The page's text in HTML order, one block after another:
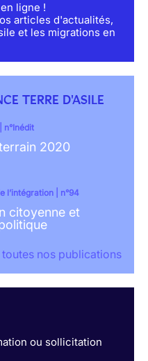
ligne !
articles d'actualités,
et les migrations en
TERRE D'ASILE
n°Inédit
2020
l’intégration | n°94
citoyenne et
toutes nos publications
ou sollicitation